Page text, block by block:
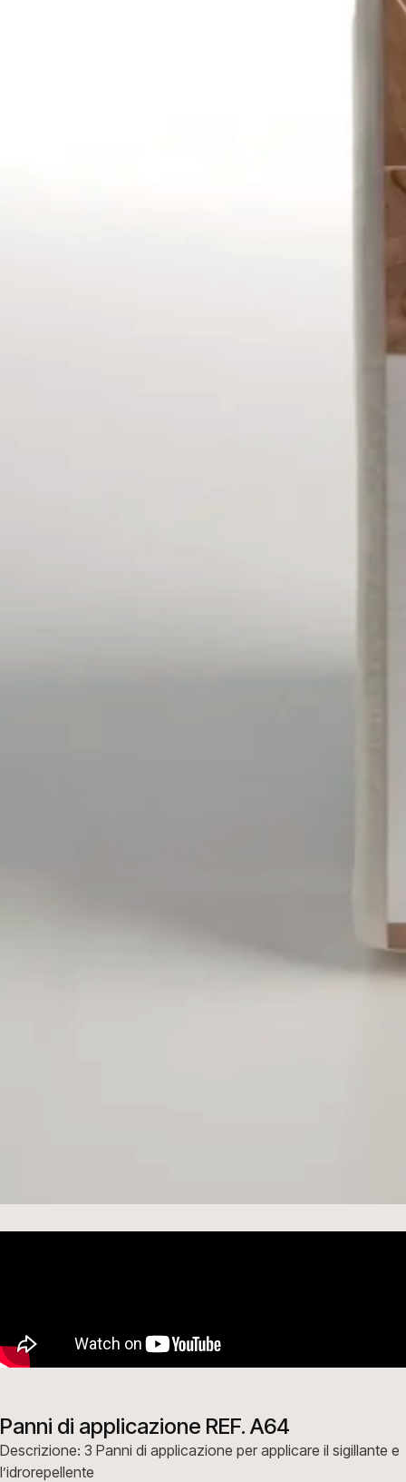
Panni di applicazione REF. A64
Descrizione: 3 Panni di applicazione per applicare il sigillante e
l’idrorepellente